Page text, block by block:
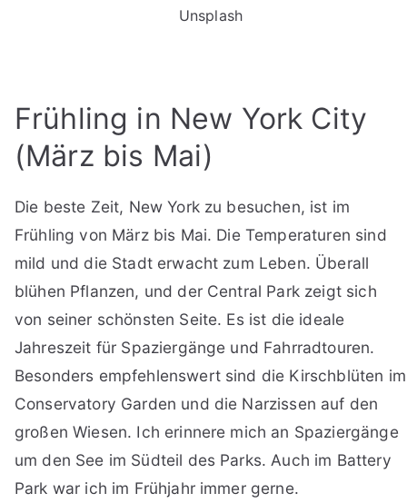
Unsplash
Frühling in New York City
(März bis Mai)
Die beste Zeit, New York zu besuchen, ist im
Frühling von März bis Mai. Die Temperaturen sind
mild und die Stadt erwacht zum Leben. Überall
blühen Pflanzen, und der Central Park zeigt sich
von seiner schönsten Seite. Es ist die ideale
Jahreszeit für Spaziergänge und Fahrradtouren.
Besonders empfehlenswert sind die Kirschblüten im
Conservatory Garden und die Narzissen auf den
großen Wiesen. Ich erinnere mich an Spaziergänge
um den See im Südteil des Parks. Auch im Battery
Park war ich im Frühjahr immer gerne.